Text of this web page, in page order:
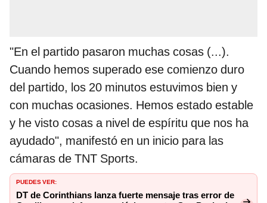
"En el partido pasaron muchas cosas (...).
Cuando hemos superado ese comienzo duro
del partido, los 20 minutos estuvimos bien y
con muchas ocasiones. Hemos estado estable
y he visto cosas a nivel de espíritu que nos ha
ayudado", manifestó en un inicio para las
cámaras de TNT Sports.
PUEDES VER:
DT de Corinthians lanza fuerte mensaje tras error de